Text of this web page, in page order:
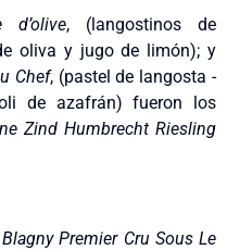
d’olive, (langostinos de
oliva y jugo de limón); y
Chef, (pastel de langosta -
de azafrán) fueron los
Zind Humbrecht Riesling
Premier Cru Sous Le